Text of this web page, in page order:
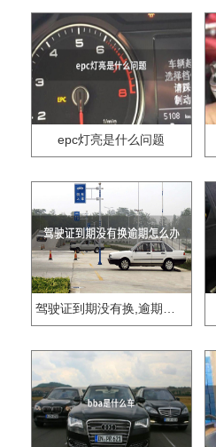
epc灯亮是什么问题
驾驶证到期没有换,逾期怎么办??